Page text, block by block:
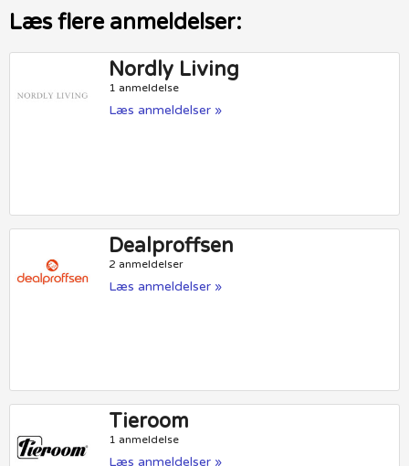
Læs flere anmeldelser:
Nordly Living
1 anmeldelse
Læs anmeldelser »
Dealproffsen
2 anmeldelser
Læs anmeldelser »
Tieroom
1 anmeldelse
Læs anmeldelser »